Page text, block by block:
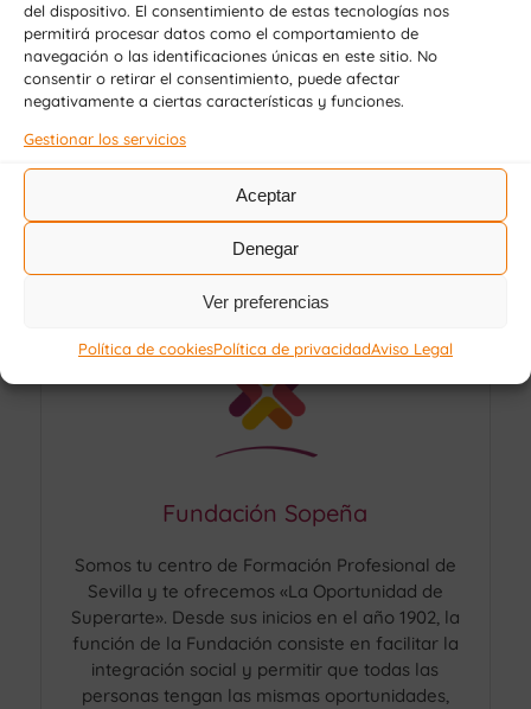
del dispositivo. El consentimiento de estas tecnologías nos
permitirá procesar datos como el comportamiento de
navegación o las identificaciones únicas en este sitio. No
consentir o retirar el consentimiento, puede afectar
negativamente a ciertas características y funciones.
Gestionar los servicios
Aceptar
Denegar
Ver preferencias
Política de cookiesPolítica de privacidadAviso Legal
Se ha destacado por parte de los profesores
centros y las ganas de colaborar para
futuros proyectos.
Fundación Sopeña
Somos tu centro de Formación Profesional de
Sevilla y te ofrecemos «La Oportunidad de
Superarte». Desde sus inicios en el año 1902, la
función de la Fundación consiste en facilitar la
integración social y permitir que todas las
personas tengan las mismas oportunidades,